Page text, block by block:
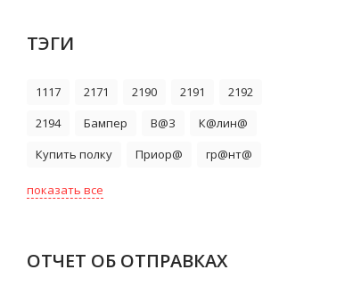
ТЭГИ
1117 2171 2190 2191
2192
2194
Бампер В@З
К@лин@
Купить полку
Приор@ гр@нт@
показать все
ОТЧЕТ ОБ ОТПРАВКАХ